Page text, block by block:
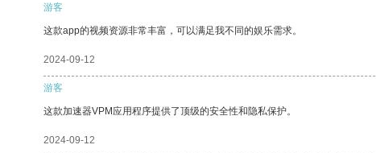
游客
这款app的视频资源非常丰富，可以满足我不同的娱乐需求。
2024-09-12
游客
这款加速器VPM应用程序提供了顶级的安全性和隐私保护。
2024-09-12